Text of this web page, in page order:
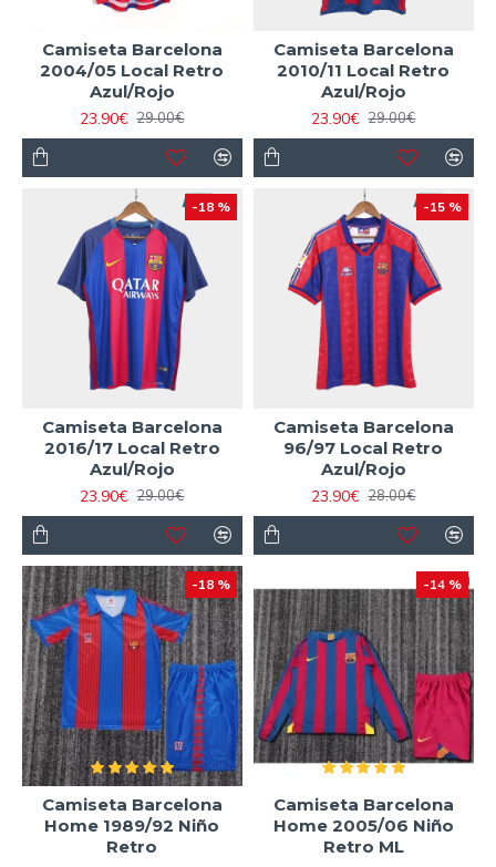
Camiseta Barcelona
2004/05 Local Retro
Azul/Rojo
23.90€ 29.00€
Camiseta Barcelona
2010/11 Local Retro
Azul/Rojo
23.90€ 29.00€
-18 %
Camiseta Barcelona
2016/17 Local Retro
Azul/Rojo
23.90€ 29.00€
-15 %
Camiseta Barcelona
96/97 Local Retro
Azul/Rojo
23.90€ 28.00€
-18 %
Camiseta Barcelona
Home 1989/92 Niño
Retro
-14 %
Camiseta Barcelona
Home 2005/06 Niño
Retro ML